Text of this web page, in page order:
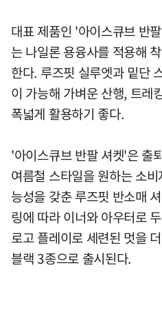
대표 제품인 '아이스큐브 반
는 나일론 용융사를 적용해
한다. 루즈핏 실루엣과 밑단
이 가능해 가벼운 산행, 트레
폭넓게 활용하기 좋다.
'아이스큐브 반팔 셔켓'은 출
여름철 스타일을 원하는 소
능성을 갖춘 루즈핏 반소매
링에 따라 이너와 아우터로
로고 플레이로 세련된 멋을
블랙 3종으로 출시된다.